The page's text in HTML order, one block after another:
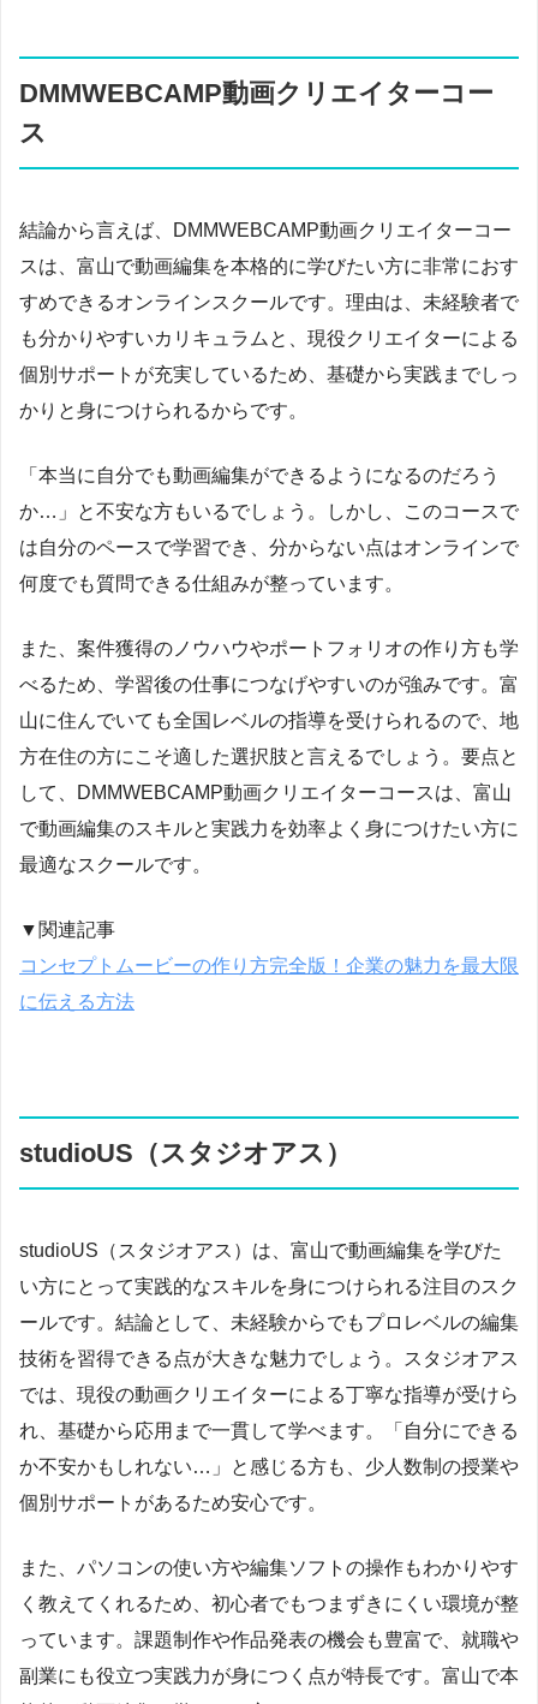
DMMWEBCAMP動画クリエイターコー
ス
結論から言えば、DMMWEBCAMP動画クリエイターコー
スは、富山で動画編集を本格的に学びたい方に非常におす
すめできるオンラインスクールです。理由は、未経験者で
も分かりやすいカリキュラムと、現役クリエイターによる
個別サポートが充実しているため、基礎から実践までしっ
かりと身につけられるからです。
「本当に自分でも動画編集ができるようになるのだろう
か…」と不安な方もいるでしょう。しかし、このコースで
は自分のペースで学習でき、分からない点はオンラインで
何度でも質問できる仕組みが整っています。
また、案件獲得のノウハウやポートフォリオの作り方も学
べるため、学習後の仕事につなげやすいのが強みです。富
山に住んでいても全国レベルの指導を受けられるので、地
方在住の方にこそ適した選択肢と言えるでしょう。要点と
して、DMMWEBCAMP動画クリエイターコースは、富山
で動画編集のスキルと実践力を効率よく身につけたい方に
最適なスクールです。
▼関連記事
コンセプトムービーの作り方完全版！企業の魅力を最大限
に伝える方法
studioUS（スタジオアス）
studioUS（スタジオアス）は、富山で動画編集を学びた
い方にとって実践的なスキルを身につけられる注目のスク
ールです。結論として、未経験からでもプロレベルの編集
技術を習得できる点が大きな魅力でしょう。スタジオアス
では、現役の動画クリエイターによる丁寧な指導が受けら
れ、基礎から応用まで一貫して学べます。「自分にできる
か不安かもしれない…」と感じる方も、少人数制の授業や
個別サポートがあるため安心です。
また、パソコンの使い方や編集ソフトの操作もわかりやす
く教えてくれるため、初心者でもつまずきにくい環境が整
っています。課題制作や作品発表の機会も豊富で、就職や
副業にも役立つ実践力が身につく点が特長です。富山で本